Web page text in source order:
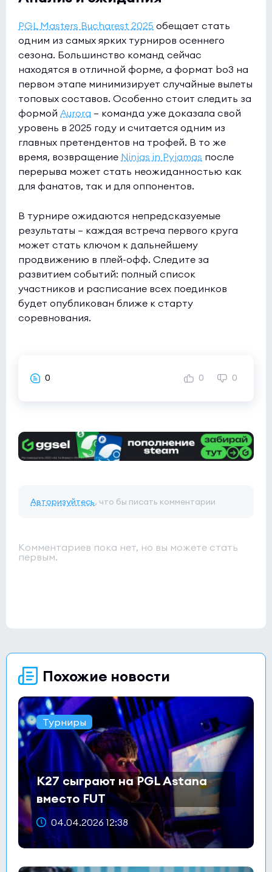
PGL Masters Bucharest 2025 обещает стать
одним из самых ярких турниров осеннего
сезона. Большинство команд сейчас
находятся в отличной форме, а формат bo3 на
первом этапе минимизирует случайные вылеты
топовых составов. Особенно стоит следить за
формой Aurora — команда уже доказала свой
уровень в 2025 году и считается одним из
главных претендентов на трофей. В то же
время, возвращение Ninjas in Pyjamas после
перерыва может стать неожиданностью как
для фанатов, так и для оппонентов.
В турнире ожидаются непредсказуемые
результаты — каждая встреча первого круга
может стать ключом к дальнейшему
продвижению в плей-офф. Следите за
развитием событий: полный список
участников и расписание всех поединков
будет опубликован ближе к старту
соревнования.
0 0 0
Авторизуйтесь, что бы писать комментарии
Комментариев пока нет, но вы можете стать
первым.
Похожие новости
Турниры
K27 сыграют на PGL Astana
вместо FUT
04.04.2026 12:38